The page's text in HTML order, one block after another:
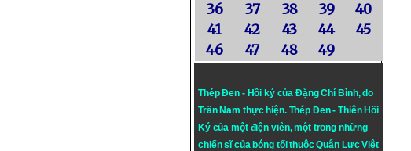
36
37 38 39
40
41
42 43 44
45
46
47 48 49
Thép Đen - Hồi ký của Đặng Chí Bình, do
Trần Nam thực hiện. Thép Đen- Thiên Hồi
Ký của một điện viên, một trong những
chiến sĩ của bóng tối thuộc Quân Lực Việt